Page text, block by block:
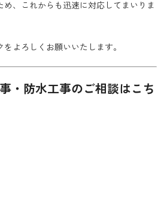
、これからも迅速に対応してまいりま
よろしくお願いいたします。
・防水工事のご相談はこち